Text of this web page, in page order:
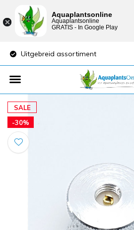
Uitgebreid assortiment
SALE
-30%
Aquaplantsonline
Aquaplantsonline
GRATIS - In Google Play